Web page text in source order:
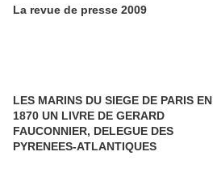
La revue de presse 2009
LES MARINS DU SIEGE DE PARIS EN
1870 UN LIVRE DE GERARD
FAUCONNIER, DELEGUE DES
PYRENEES-ATLANTIQUES